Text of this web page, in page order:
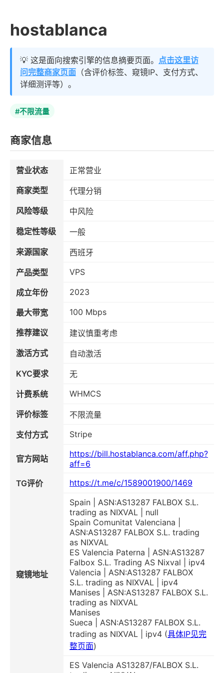
hostablanca
💡 这是面向搜索引擎的信息摘要页面。 点击这里访
问完整商家页面 （含评价标签、窥镜IP、支付方式、
详细测评等）。
#不限流量
商家信息
营业状态
正常营业
商家类型
代理分销
风险等级
中风险
稳定性等级
一般
来源国家
西班牙
产品类型
VPS
成立年份 2023
最大带宽 100 Mbps
推荐建议
建议慎重考虑
激活方式
自动激活
KYC要求
无
计费系统
WHMCS
评价标签
不限流量
支付方式
Stripe
官方网站
https://bill.hostablanca.com/aff.php?
aff=6
TG评价
https://t.me/c/1589001900/1469
窥镜地址
Spain | ASN:AS13287 FALBOX S.L.
trading as NIXVAL | null
Spain Comunitat Valenciana |
ASN:AS13287 FALBOX S.L. trading
as NIXVAL
ES Valencia Paterna | ASN:AS13287
Falbox S.L. Trading AS Nixval | ipv4
Valencia | ASN:AS13287 FALBOX
S.L. trading as NIXVAL | ipv4
Manises | ASN:AS13287 FALBOX S.L.
trading as NIXVAL
Manises
Sueca | ASN:AS13287 FALBOX S.L.
trading as NIXVAL | ipv4 (具体IP见完
整页面)
ES Valencia AS13287/FALBOX S.L.